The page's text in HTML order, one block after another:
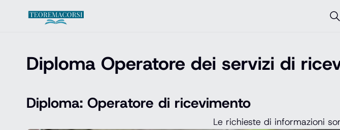
Diploma Operatore dei servizi di
Diploma: Operatore di ricevimento
Le richieste di informazioni